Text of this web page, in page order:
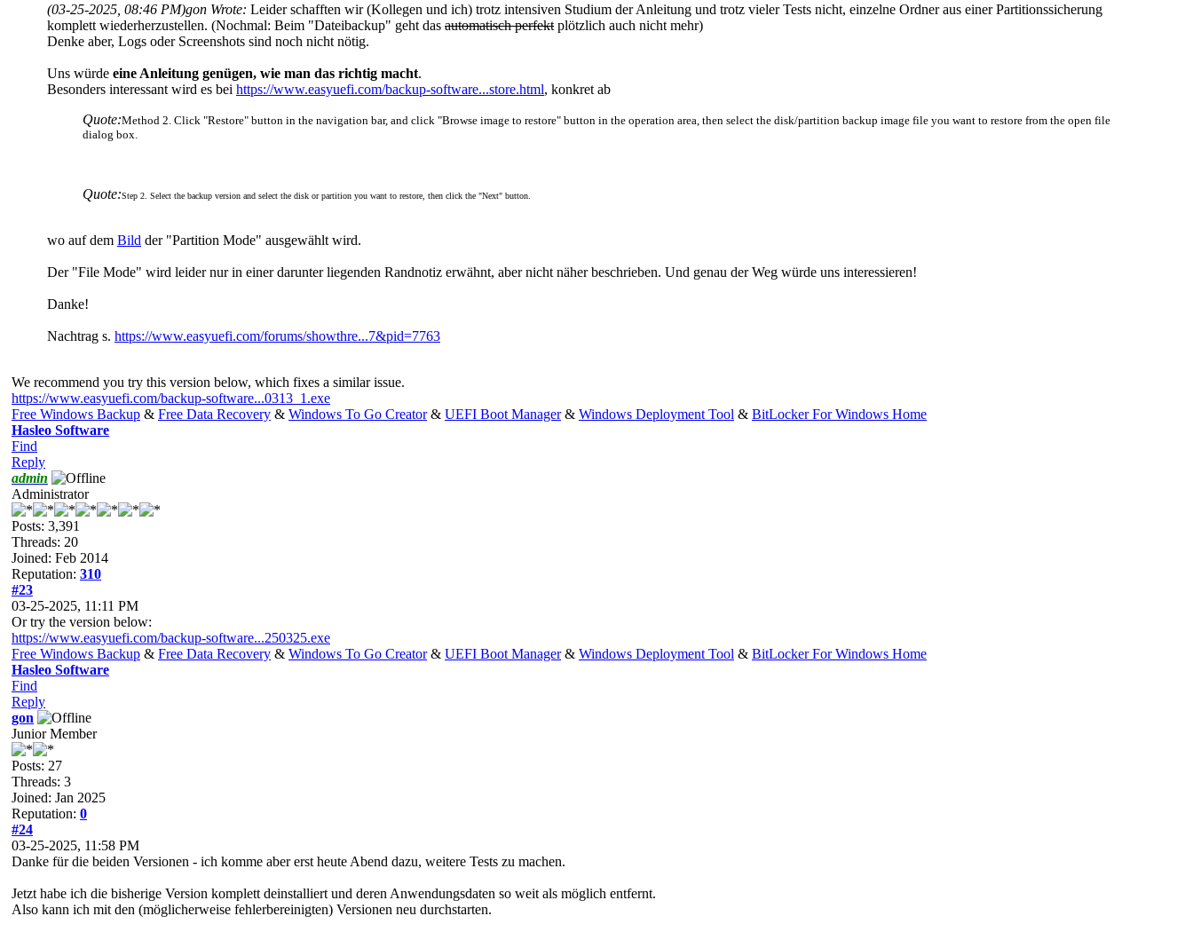
(03-25-2025, 08:46 PM)gon Wrote: Leider schafften wir (Kollegen und ich) trotz intensiven Studium der Anleitung und trotz vieler Tests nicht, einzelne Ordner aus einer Partitionssicherung
komplett wiederherzustellen. (Nochmal: Beim "Dateibackup" geht das automatisch perfekt plötzlich auch nicht mehr)
Denke aber, Logs oder Screenshots sind noch nicht nötig.
Uns würde eine Anleitung genügen, wie man das richtig macht.
Besonders interessant wird es bei https://www.easyuefi.com/backup-software...store.html, konkret ab
Quote:Method 2. Click "Restore" button in the navigation bar, and click "Browse image to restore" button in the operation area, then select the disk/partition backup image file you want to restore from the open file
dialog box.
Quote:Step 2. Select the backup version and select the disk or partition you want to restore, then click the "Next" button.
wo auf dem Bild der "Partition Mode" ausgewählt wird.
Der "File Mode" wird leider nur in einer darunter liegenden Randnotiz erwähnt, aber nicht näher beschrieben. Und genau der Weg würde uns interessieren!
Danke!
Nachtrag s. https://www.easyuefi.com/forums/showthre...7&pid=7763
We recommend you try this version below, which fixes a similar issue.
https://www.easyuefi.com/backup-software...0313_1.exe
Free Windows Backup & Free Data Recovery & Windows To Go Creator& UEFI Boot Manager& Windows Deployment Tool & BitLocker For Windows Home
Hasleo Software
Find
Reply
admin
Administrator
Posts: 3,391
Threads: 20
Joined: Feb 2014
Reputation: 310
#23
03-25-2025, 11:11 PM
Or try the version below:
https://www.easyuefi.com/backup-software...250325.exe
Free Windows Backup & Free Data Recovery & Windows To Go Creator& UEFI Boot Manager& Windows Deployment Tool & BitLocker For Windows Home
Hasleo Software
Find
Reply
gon
Junior Member
Posts: 27
Threads: 3
Joined: Jan 2025
Reputation: 0
#24
03-25-2025, 11:58 PM
Danke für die beiden Versionen - ich komme aber erst heute Abend dazu, weitere Tests zu machen.
Jetzt habe ich die bisherige Version komplett deinstalliert und deren Anwendungsdaten so weit als möglich entfernt.
Also kann ich mit den (möglicherweise fehlerbereinigten) Versionen neu durchstarten.